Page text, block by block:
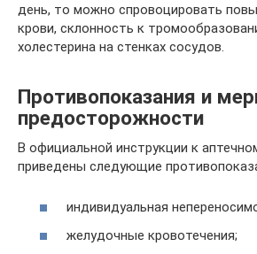
день, то можно спровоцировать
крови, склонность к
холестерина на стенках сосудов.
Противопоказания и
предосторожности
В официальной инструкции к
приведены следующие
индивидуальная
желудочные кровотечения;